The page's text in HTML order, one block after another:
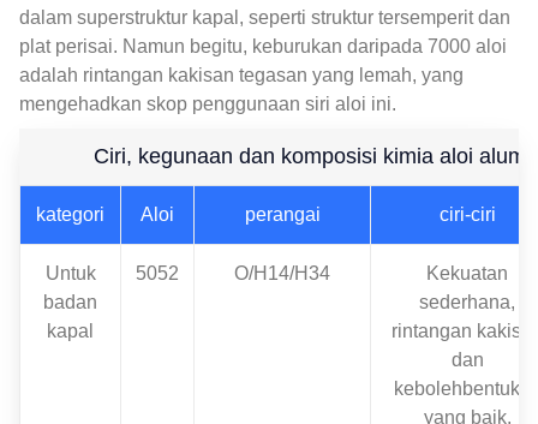
dalam superstruktur kapal, seperti struktur tersemperit dan
plat perisai. Namun begitu, keburukan daripada 7000 aloi
adalah rintangan kakisan tegasan yang lemah, yang
mengehadkan skop penggunaan siri aloi ini.
Ciri, kegunaan dan komposisi kimia aloi
kategori Aloi perangai ciri-ciri
Untuk
badan
kapal
5052 O/H14/H34
Kekuatan
sederhana,
rintangan
dan
yang baik,